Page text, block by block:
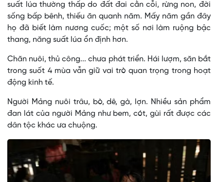
suất lúa thường thấp do đất đai cằn cỗi, rừng non, đời
sống bấp bênh, thiếu ăn quanh năm. Mấy năm gần đây
họ đã biết làm nương cuốc; một số nơi làm ruộng bậc
thang, năng suất lúa ổn định hơn.
Chăn nuôi, thủ công... chưa phát triển. Hái lượm, săn bắt
trong suốt 4 mùa vẫn giữ vai trò quan trọng trong hoạt
động kinh tế.
Người Mảng nuôi trâu, bò, dê, gà, lợn. Nhiều sản phẩm
đan lát của người Mảng như bem, cót, gùi rất được các
dân tộc khác ưa chuộng.